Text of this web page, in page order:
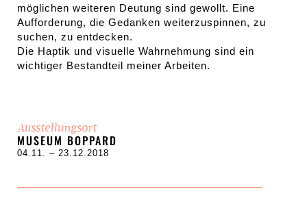
möglichen weiteren Deutung sind gewollt. Eine
Aufforderung, die Gedanken weiterzuspinnen, zu
suchen, zu entdecken.
Die Haptik und visuelle Wahrnehmung sind ein
wichtiger Bestandteil meiner Arbeiten.
Ausstellungsort
MUSEUM BOPPARD
04.11. – 23.12.2018